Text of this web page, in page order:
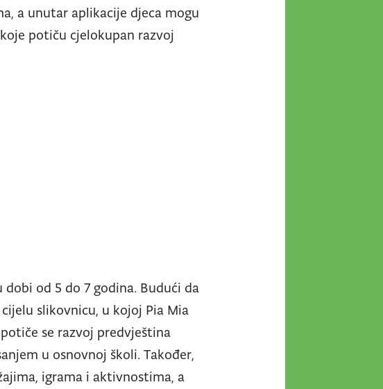
a unutar aplikacije djeca mogu
potiču cjelokupan razvoj
od 5 do 7 godina. Budući da
slikovnicu, u kojoj Pia Mia
se razvoj predvještina
u osnovnoj školi. Također,
igrama i aktivnostima, a